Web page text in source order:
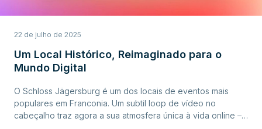
22 de julho de 2025
Um Local Histórico, Reimaginado para o
Mundo Digital
O Schloss Jägersburg é um dos locais de eventos mais
populares em Franconia. Um subtil loop de vídeo no
cabeçalho traz agora a sua atmosfera única à vida online –